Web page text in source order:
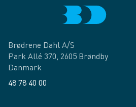
Brødrene Dahl A/S
Park Allé 370, 2605 Brøndby
Danmark
48 78 40 00